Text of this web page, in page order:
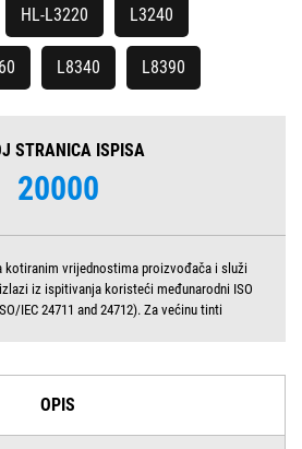
HL-L3220 L3240
L8340 L8390
STRANICA ISPISA
20000
kotiranim vrijednostima proizvođača i služi
iz ispitivanja koristeći međunarodni ISO
IEC 24711 and 24712). Za većinu tinti
OPIS